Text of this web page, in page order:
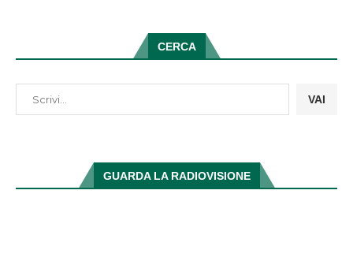
CERCA
VAI
GUARDA LA RADIOVISIONE